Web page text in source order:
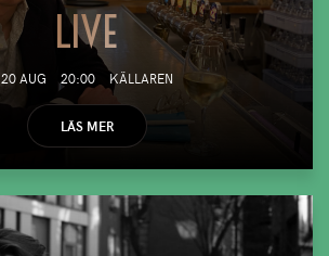
LIVE
20 AUG 20:00 KÄLLAREN
LÄS MER